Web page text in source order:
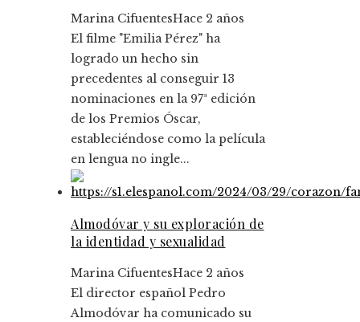
Marina CifuentesHace 2 años
El filme "Emilia Pérez" ha
logrado un hecho sin
precedentes al conseguir 13
nominaciones en la 97ª edición
de los Premios Óscar,
estableciéndose como la película
en lengua no ingle...
Almodóvar y su exploración de
la identidad y sexualidad
Marina CifuentesHace 2 años
El director español Pedro
Almodóvar ha comunicado su